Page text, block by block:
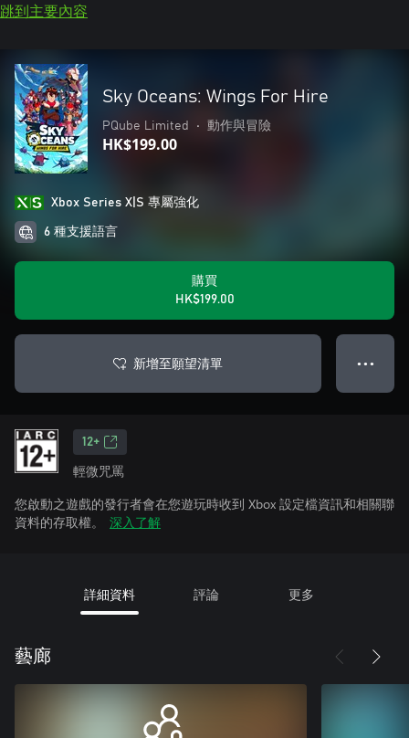
跳到主要內容
Sky Oceans: Wings For Hire
PQube Limited • 動作與冒險
HK$199.00
Xbox Series X|S 專屬強化
6 種支援語言
購買
HK$199.00
新增至願望清單 ● ● ●
12+
輕微咒罵
您啟動之遊戲的發行者會在您遊玩時收到 Xbox 設定檔資訊和相關聯
資料的存取權。
深入了解
詳細資料 評論 更多
藝廊